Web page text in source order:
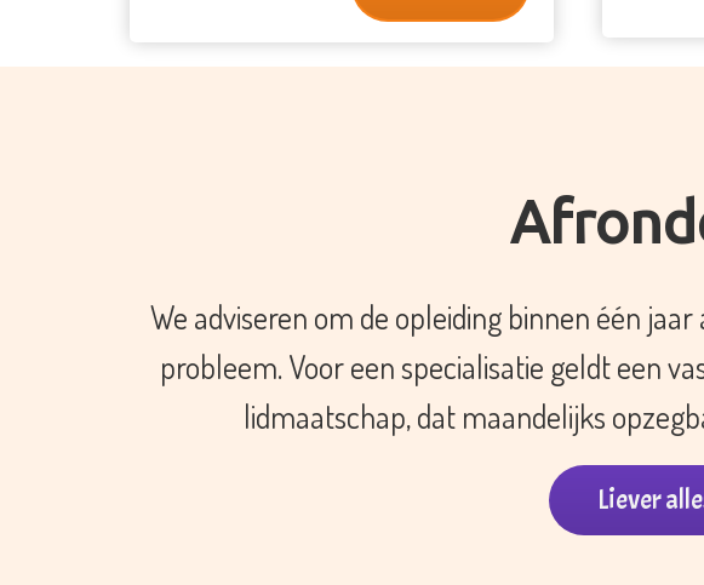
We adviseren om de opleiding binnen één
probleem. Voor een specialisatie geldt een
lidmaatschap, dat maandelijks
Liever